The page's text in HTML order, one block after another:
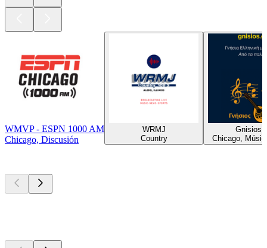
WMVP - ESPN 1000 AM
Chicago, Discusión
WRMJ
Country
Chicago,